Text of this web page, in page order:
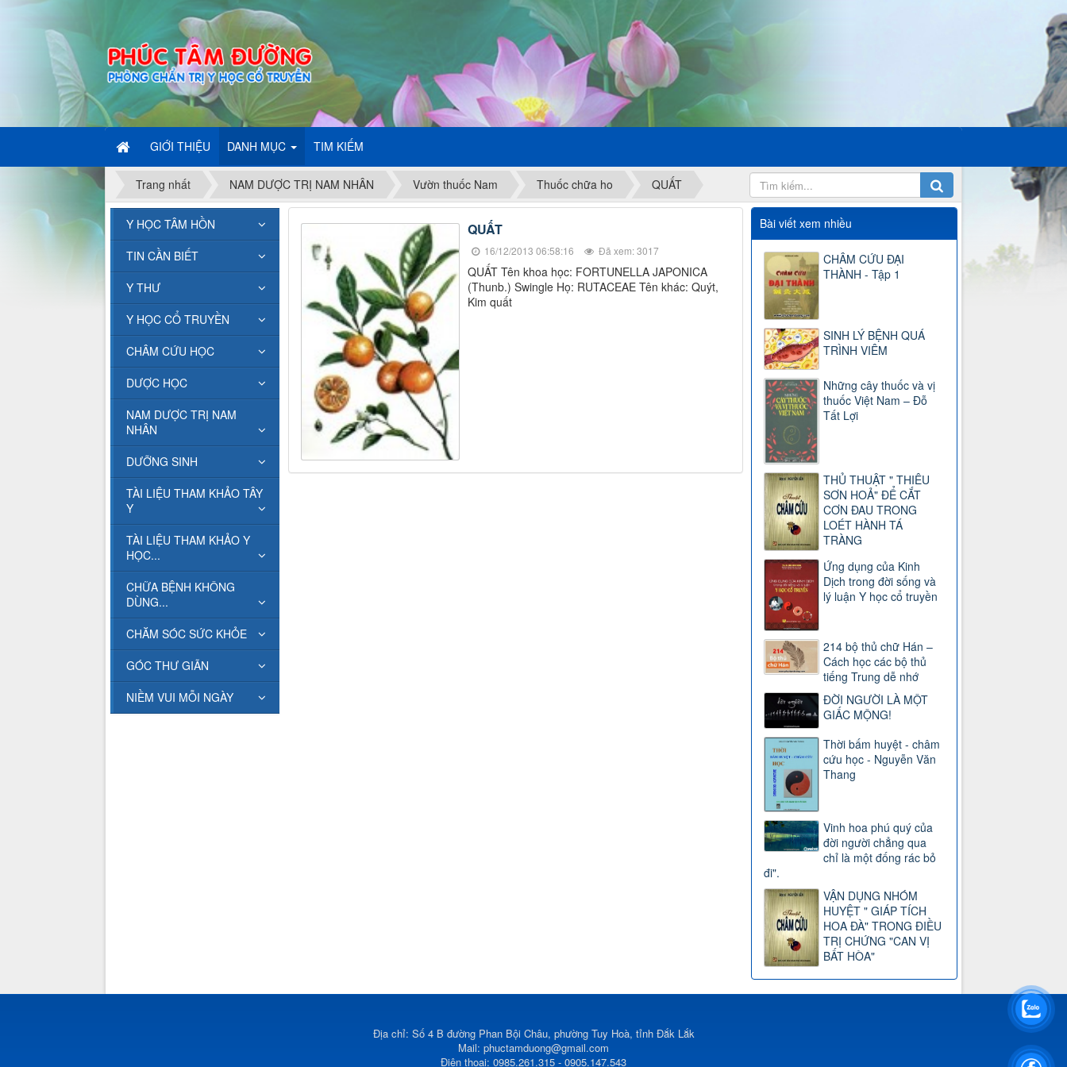
GIỚI THIỆU DANH MỤC TIM KIẾM
Trang nhất NAM DƯỢC TRỊ NAM NHÂN Vườn thuốc Nam Thuốc chữa ho QUẤT
QUẤT
16/12/2013 06:58:16 Đã xem: 3017
QUẤT Tên khoa học: FORTUNELLA JAPONICA
(Thunb.) Swingle Họ: RUTACEAE Tên khác: Quýt,
Kim quất
Bài viết xem nhiều
CHÂM CỨU ĐẠI
THÀNH - Tập 1
SINH LÝ BỆNH QUÁ
TRÌNH VIÊM
Những cây thuốc và vị
thuốc Việt Nam – Đỗ
Tất Lợi
THỦ THUẬT " THIÊU
SƠN HOẢ" ĐỂ CẮT
CƠN ĐAU TRONG
LOÉT HÀNH TÁ
TRÀNG
Ứng dụng của Kinh
Dịch trong đời sống và
lý luận Y học cổ truyền
214 bộ thủ chữ Hán –
Cách học các bộ thủ
tiếng Trung dễ nhớ
ĐỜI NGƯỜI LÀ MỘT
GIẤC MỘNG!
Thời bấm huyệt - châm
cứu học - Nguyễn Văn
Thang
Vinh hoa phú quý của
đời người chẳng qua
chỉ là một đống rác bỏ
đi".
VẬN DỤNG NHÓM
HUYỆT " GIÁP TÍCH
HOA ĐÀ" TRONG ĐIỀU
TRỊ CHỨNG "CAN VỊ
BẤT HÒA"
Y HỌC TÂM HỒN
TIN CẦN BIẾT
Y THƯ
Y HỌC CỔ TRUYỀN
CHÂM CỨU HỌC
DƯỢC HỌC
NAM DƯỢC TRỊ NAM
NHÂN
DƯỠNG SINH
TÀI LIỆU THAM KHẢO TÂY
Y
TÀI LIỆU THAM KHẢO Y
HỌC...
CHỮA BỆNH KHÔNG
DÙNG...
CHĂM SÓC SỨC KHỎE
GÓC THƯ GIÃN
NIỀM VUI MỖI NGÀY
Địa chỉ: Số 4 B đường Phan Bội Châu, phường Tuy Hoà, tỉnh Đắk Lắk
Mail: phuctamduong@gmail.com
Điện thoại: 0985.261.315 - 0905.147.543